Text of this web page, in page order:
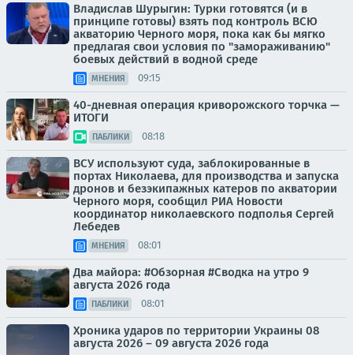
Владислав Шурыгин: Турки готовятся (и в
принципе готовы) взять под контроль ВСЮ
акваторию Черного моря, пока как бы мягко
предлагая свои условия по "замораживанию"
боевых действий в водной среде
МНЕНИЯ 09:15
40-дневная операция криворожского торчка —
ИТОГИ
ПАБЛИКИ 08:18
ВСУ используют суда, заблокированные в
портах Николаева, для производства и запуска
дронов и безэкипажных катеров по акватории
Черного моря, сообщил РИА Новости
координатор николаевского подполья Сергей
Лебедев
МНЕНИЯ 08:01
Два майора: #Обзорная #Сводка на утро 9
августа 2026 года
ПАБЛИКИ 08:01
Хроника ударов по территории Украины 08
августа 2026 – 09 августа 2026 года